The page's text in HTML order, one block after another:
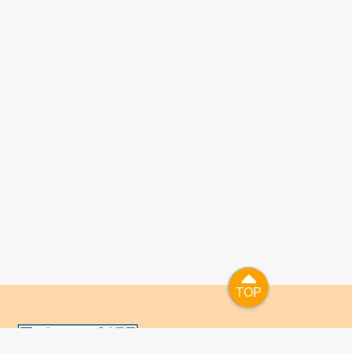
TOP
TOP